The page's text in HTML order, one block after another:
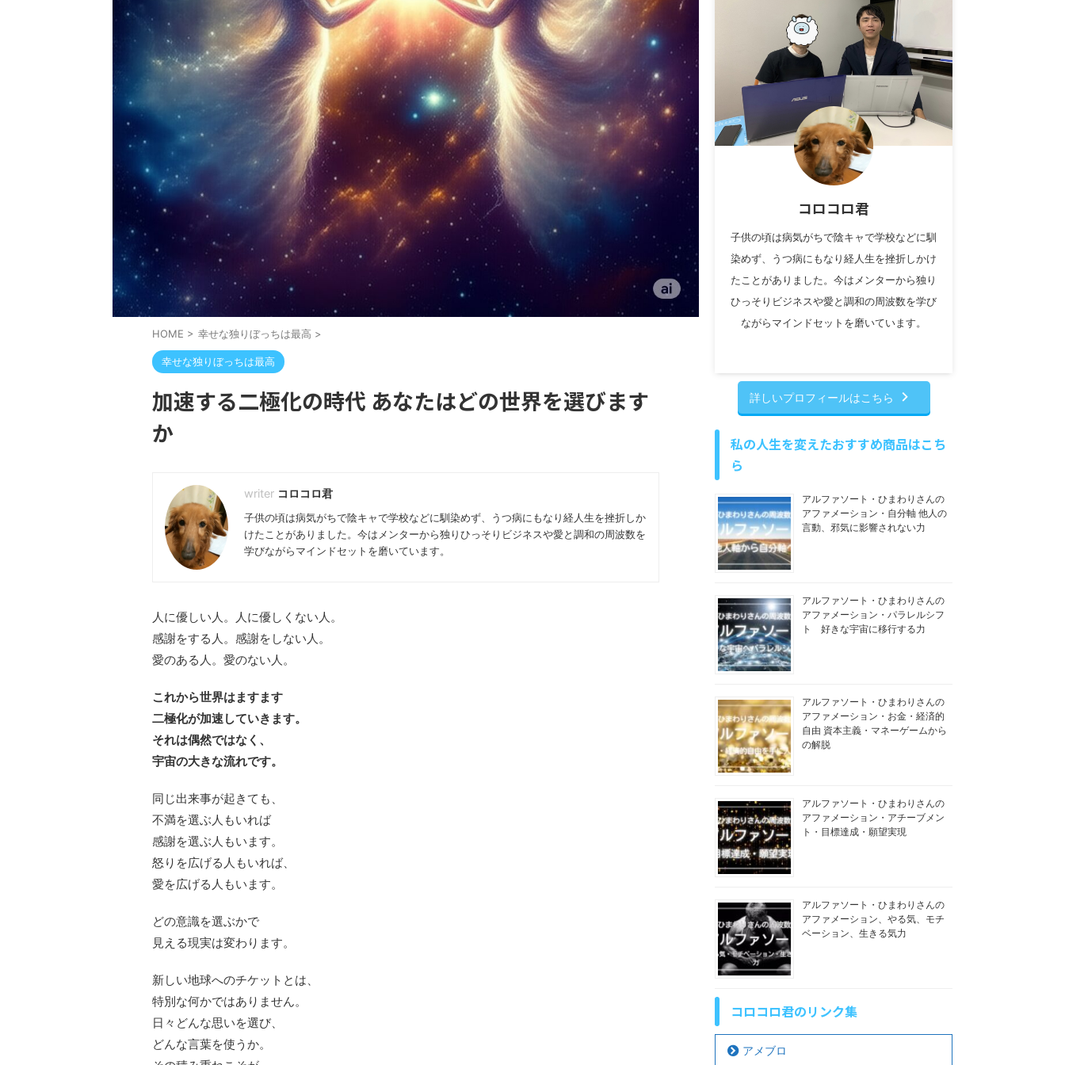
HOME > 幸せな独りぼっちは最高 >
幸せな独りぼっちは最高
加速する二極化の時代 あなたはどの世界を選びます
か
コロコロ君
子供の頃は病気がちで陰キャで学校などに馴染めず、うつ病にもなり経人生を挫折しか
けたことがありました。今はメンターから独りひっそりビジネスや愛と調和の周波数を
学びながらマインドセットを磨いています。
人に優しい人。人に優しくない人。
感謝をする人。感謝をしない人。
愛のある人。愛のない人。
これから世界はますます
二極化が加速していきます。
それは偶然ではなく、
宇宙の大きな流れです。
同じ出来事が起きても、
不満を選ぶ人もいれば
感謝を選ぶ人もいます。
怒りを広げる人もいれば、
愛を広げる人もいます。
どの意識を選ぶかで
見える現実は変わります。
新しい地球へのチケットとは、
特別な何かではありません。
日々どんな思いを選び、
どんな言葉を使うか。
コロコロ君
子供の頃は病気がちで陰キャで学校などに馴
染めず、うつ病にもなり経人生を挫折しかけ
たことがありました。今はメンターから独り
ひっそりビジネスや愛と調和の周波数を学び
ながらマインドセットを磨いています。
詳しいプロフィールはこちら
私の人生を変えたおすすめ商品はこち
ら
アルファソート・ひまわりさんの
アファメーション・自分軸 他人の
言動、邪気に影響されない力
アルファソート・ひまわりさんの
アファメーション・パラレルシフ
ト 好きな宇宙に移行する力
アルファソート・ひまわりさんの
アファメーション・お金・経済的
自由 資本主義・マネーゲームから
の解脱
アルファソート・ひまわりさんの
アファメーション・アチーブメン
ト・目標達成・願望実現
アルファソート・ひまわりさんの
アファメーション、やる気、モチ
ベーション、生きる気力
コロコロ君のリンク集
アメブロ